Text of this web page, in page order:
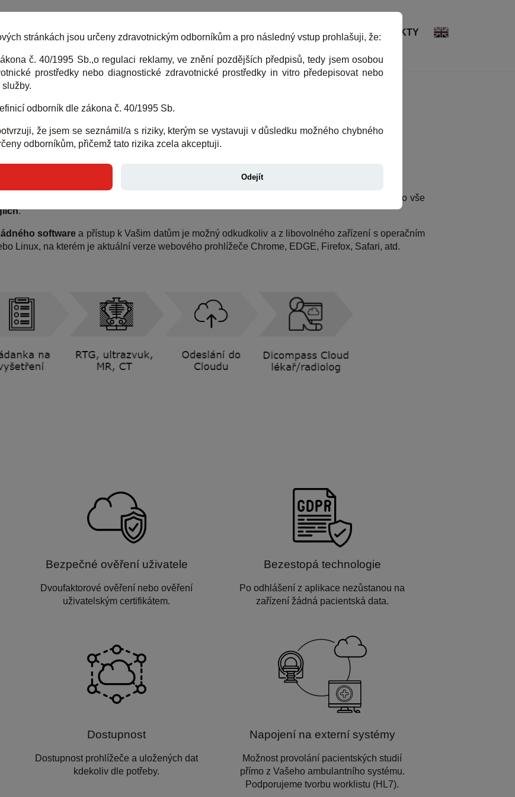
DEMO CLOUD PRODUKTY MDEX REFERENCE KONTAKTY
dokumentací cloudového prostředí.
,...) a to vše
.
software a přístup k Vašim datům je možný odkudkoliv a z libovolného zařízení s operačním
Linux, na kterém je aktuální verze webového prohlížeče Chrome, EDGE, Firefox, Safari, atd.
Bezpečné ověření uživatele
Dvoufaktorové ověření nebo ověření
uživatelským certifikátem.
Bezestopá technologie
Po odhlášení z aplikace nezůstanou na
zařízení žádná pacientská data.
Dostupnost
Dostupnost prohlížeče a uložených dat
kdekoliv dle potřeby.
Napojení na externí systémy
Možnost provolání pacientských studií
přímo z Vašeho ambulantního systému.
Podporujeme tvorbu worklistu (HL7).
stránkách jsou určeny zdravotnickým odborníkům a pro následný vstup prohlašuji, že:
č. 40/1995 Sb.,o regulaci reklamy, ve znění pozdějších předpisů, tedy jsem osobou
prostředky nebo diagnostické zdravotnické prostředky in vitro předepisovat nebo
odborník dle zákona č. 40/1995 Sb.
že jsem se seznámil/a s riziky, kterým se vystavuji v důsledku možného chybného
odborníkům, přičemž tato rizika zcela akceptuji.
Odejít